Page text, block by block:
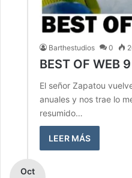
Barthestudios 0
BEST OF WEB
El señor Zapatou
anuales y nos trae lo
resumido…
LEER MÁS
Oct